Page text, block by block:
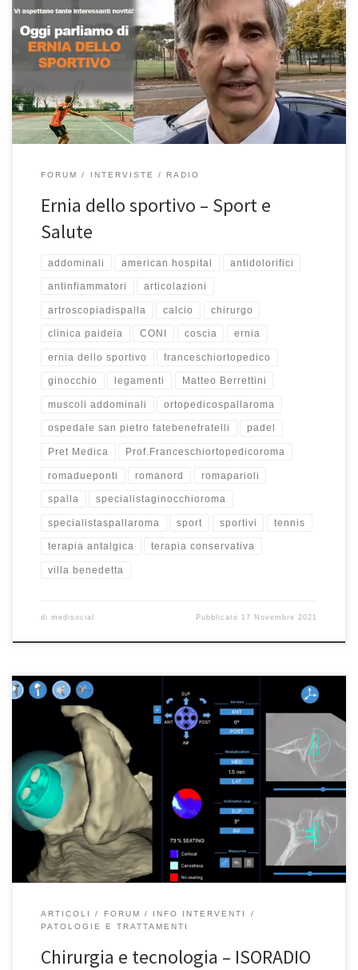
Ernia dello sportivo – Sport e Salute 16/11/2021Oggi parliamo di
un problema con il professore e ci piace in questa rubrica, che poi
torna anche nella giornata di sabato, rimanere anche sull’ attualità
che ci regala degli spunti di riflessione per gli amici che vogliono
continuare ad avere una vita […]
FORUM INTERVISTE RADIO
Ernia dello sportivo – Sport e
Salute
addominali american hospital antidolorifici
antinfiammatori articolazioni
artroscopiadispalla calcio chirurgo
clinica paideia CONI coscia ernia
ernia dello sportivo franceschiortopedico
ginocchio legamenti Matteo Berrettini
muscoli addominali ortopedicospallaroma
ospedale san pietro fatebenefratelli padel
Pret Medica Prof.Franceschiortopedicoroma
romadueponti romanord romaparioli
spalla specialistaginocchioroma
specialistaspallaroma sport sportivi tennis
terapia antalgica terapia conservativa
villa benedetta
di medisocial Pubblicato 17 Novembre 2021
Chirurgia e tecnologia – Intervista ISORADIO del 21/8/2020In
questo articolo potete riascoltare e leggere la mia intervista
andata in diretta su ISORADIO il 21/08/2020 dove ho affrontato il
tema dell’utilizzo della tecnologia avanzata nella chirurgia
protesica. I chirurghi da sempre cercano modalità più sicure per
affrontare gli interventi e quindi […]
ARTICOLI FORUM
INFO INTERVENTI
PATOLOGIE E TRATTAMENTI
Chirurgia e tecnologia – ISORADIO